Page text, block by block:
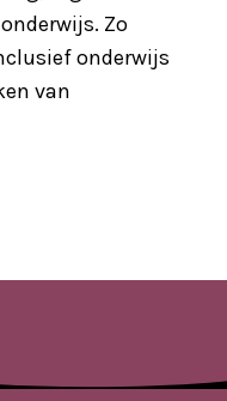
Zo
onderwijs
van